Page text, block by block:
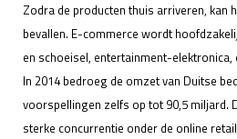
Zodra de producten thuis arriveren,
bevallen. E-commerce wordt
en schoeisel, entertainment-
In 2014 bedroeg de omzet van Duitse
voorspellingen zelfs op tot 90,5 miljard.
sterke concurrentie onder de online